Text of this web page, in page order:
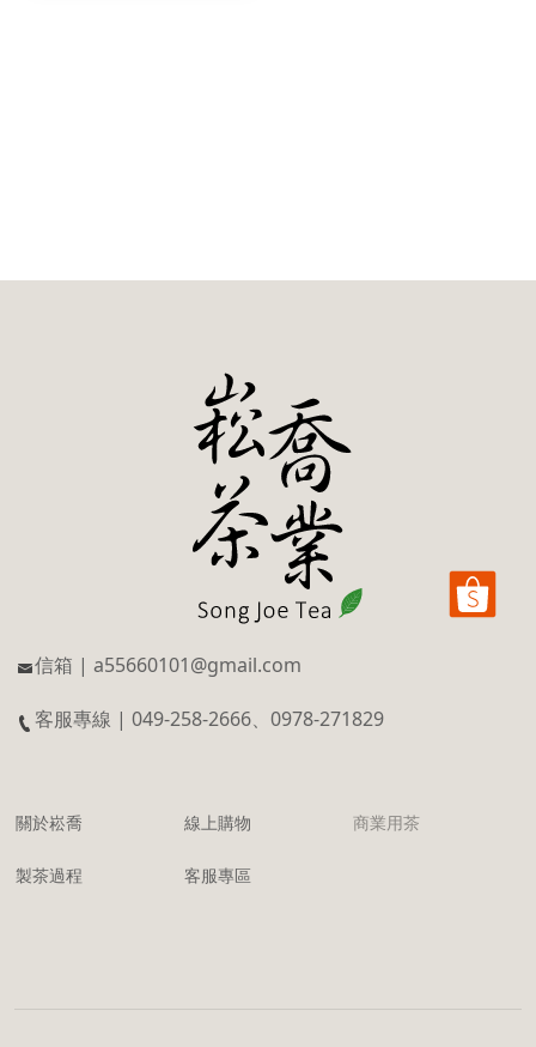
信箱 | a55660101@gmail.com
客服專線 | 049-258-2666、0978-271829
關於崧喬 線上購物 商業用茶
製茶過程 客服專區